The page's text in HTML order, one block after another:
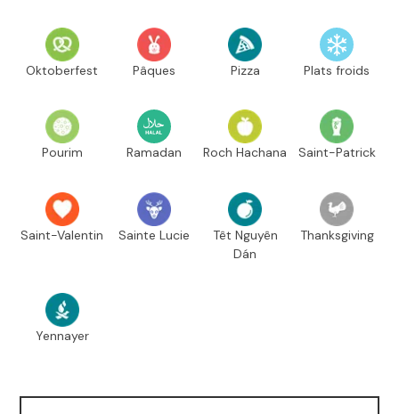
Oktoberfest Pâques Pizza Plats froids
Pourim Ramadan Roch Hachana Saint-Patrick
Saint-Valentin Sainte Lucie
Têt Nguyên
Dán
Thanksgiving
Yennayer